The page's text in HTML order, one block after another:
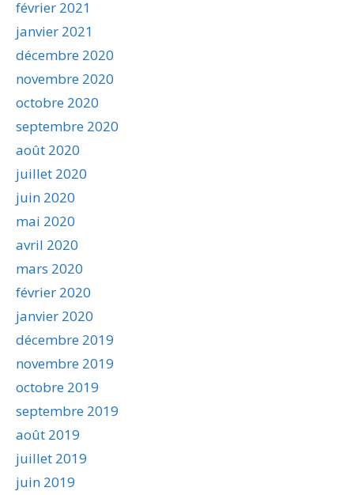
février 2021
janvier 2021
décembre 2020
novembre 2020
octobre 2020
septembre 2020
août 2020
juillet 2020
juin 2020
mai 2020
avril 2020
mars 2020
février 2020
janvier 2020
décembre 2019
novembre 2019
octobre 2019
septembre 2019
août 2019
juillet 2019
juin 2019